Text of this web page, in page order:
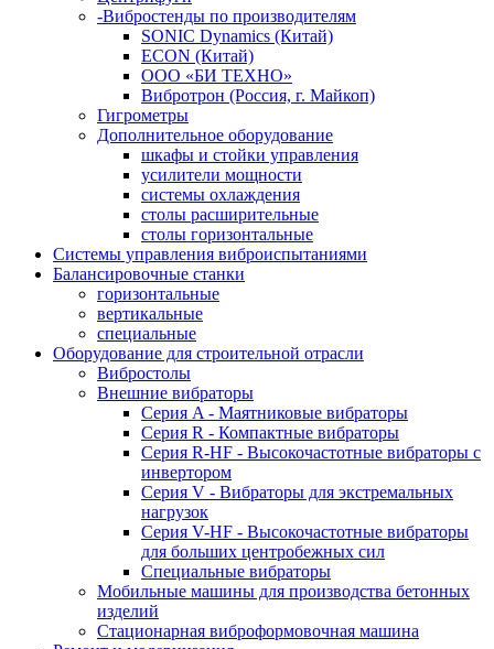
-Вибростенды по производителям
SONIC Dynamics (Китай)
ECON (Китай)
ООО «БИ ТЕХНО»
Вибротрон (Россия, г. Майкоп)
Гигрометры
Дополнительное оборудование
шкафы и стойки управления
усилители мощности
системы охлаждения
столы расширительные
столы горизонтальные
Системы управления виброиспытаниями
Балансировочные станки
горизонтальные
вертикальные
специальные
Оборудование для строительной отрасли
Вибростолы
Внешние вибраторы
Серия A - Маятниковые вибраторы
Серия R - Компактные вибраторы
Серия R-HF - Высокочастотные вибраторы с
инвертором
Серия V - Вибраторы для экстремальных
нагрузок
Серия V-HF - Высокочастотные вибраторы
для больших центробежных сил
Специальные вибраторы
Мобильные машины для производства бетонных
изделий
Стационарная виброформовочная машина